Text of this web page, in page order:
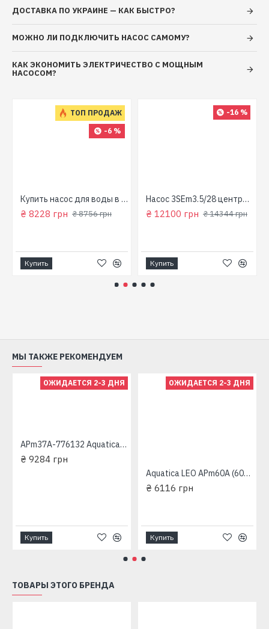
ДОСТАВКА ПО УКРАИНЕ — КАК БЫСТРО?
МОЖНО ЛИ ПОДКЛЮЧИТЬ НАСОС САМОМУ?
КАК ЭКОНОМИТЬ ЭЛЕКТРИЧЕСТВО С МОЩНЫМ
НАСОСОМ?
ТОП ПРОДАЖ
-6 %
Купить насос для воды в колодец (800 Вт, напор: 43м, производит: 90 л/мин) GARDEN 1000-4-Robot "NPO"
₴ 8228 грн ₴ 8756 грн
Купить
-16 %
Насос 3SEm3.5/28 центробежный скважинный 1,5кВт Н107м 90л/мин Ø80мм Aquatica Dongyin 777395
₴ 12100 грн ₴ 14344 грн
Купить
МЫ ТАКЖЕ РЕКОМЕНДУЕМ
ОЖИДАЕТСЯ 2-3 ДНЯ
APm37A-776132 Aquatica Станция водоснабжения вихревая
₴ 9284 грн
Купить
ОЖИДАЕТСЯ 2-3 ДНЯ
Aquatica LEO APm60A (600 Вт - 50 л/мин - напор: 60 м - медь) (775133/24) Станция водоснабжения вихревая
₴ 6116 грн
Купить
ТОВАРЫ ЭТОГО БРЕНДА